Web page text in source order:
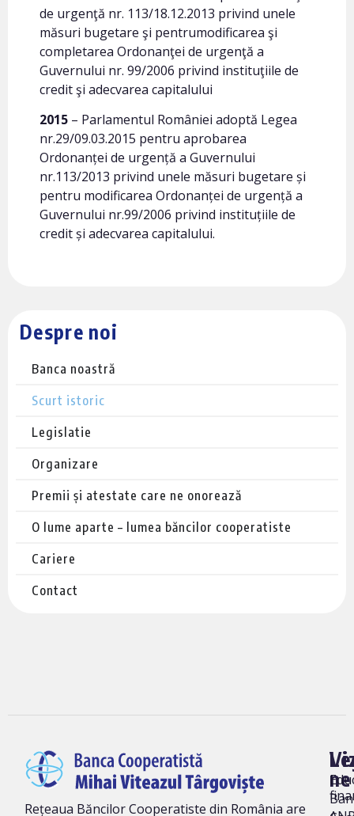
Despre noi
Banca noastră
Scurt istoric
Legislatie
Organizare
Premii și atestate care ne onorează
O lume aparte – lumea băncilor cooperatiste
Cariere
Contact
de urgenţă nr. 113/18.12.2013 privind unele
măsuri bugetare şi pentrumodificarea şi
completarea Ordonanţei de urgenţă a
Guvernului nr. 99/2006 privind instituţiile de
credit şi adecvarea capitalului
2015 – Parlamentul României adoptă Legea
nr.29/09.03.2015 pentru aprobarea
Ordonanței de urgență a Guvernului
nr.113/2013 privind unele măsuri bugetare și
pentru modificarea Ordonanței de urgență a
Guvernului nr.99/2006 privind instituțiile de
credit și adecvarea capitalului.
Rețeaua Băncilor Cooperatiste din România are
ne